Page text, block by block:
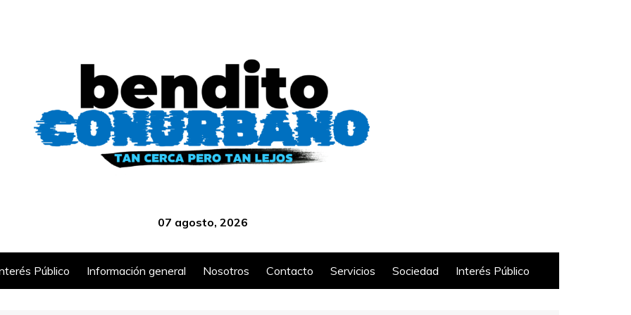
07 agosto, 2026
Público Información general Nosotros Contacto Servicios Sociedad Interés Público